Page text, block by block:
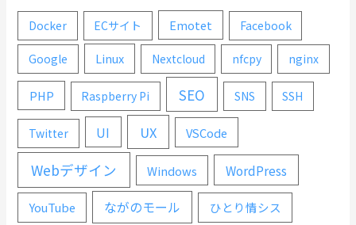
Docker ECサイト Emotet Facebook
Google Linux Nextcloud nfcpy nginx
PHP Raspberry Pi SEO SNS SSH
Twitter UI UX VSCode
Webデザイン Windows WordPress
YouTube ながのモール ひとり情シス